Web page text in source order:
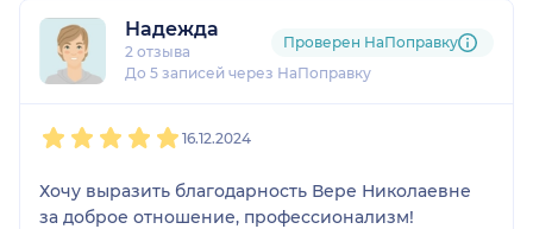
Надежда
2 отзыва
До 5 записей через НаПоправку
Проверен НаПоправку
16.12.2024
Хочу выразить благодарность Вере Николаевне
за доброе отношение, профессионализм!